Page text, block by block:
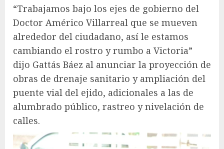
“Trabajamos bajo los ejes de gobierno del
Doctor Américo Villarreal que se mueven
alrededor del ciudadano, así le estamos
cambiando el rostro y rumbo a Victoria”
dijo Gattás Báez al anunciar la proyección de
obras de drenaje sanitario y ampliación del
puente vial del ejido, adicionales a las de
alumbrado público, rastreo y nivelación de
calles.